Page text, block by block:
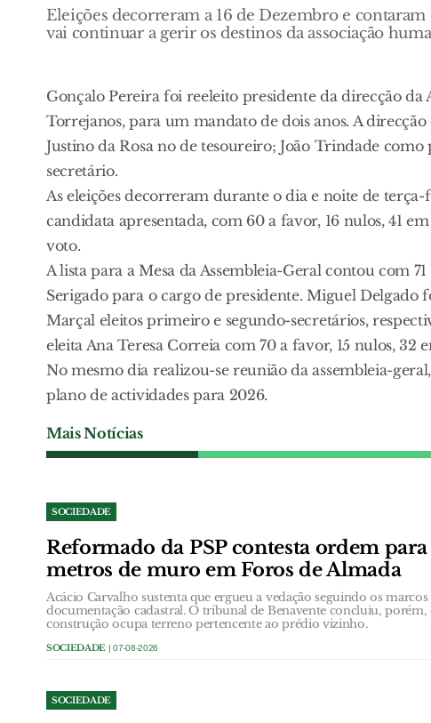
Eleições decorreram a 16 de Dezembro e
vai continuar a gerir os destinos da associação
Gonçalo Pereira foi reeleito presidente da direcção
Torrejanos, para um mandato de dois anos. A
Justino da Rosa no de tesoureiro; João Trindade
secretário.
As eleições decorreram durante o dia e noite de
candidata apresentada, com 60 a favor, 16 nulos, 41
voto.
A lista para a Mesa da Assembleia-Geral contou com
Serigado para o cargo de presidente. Miguel Delgado
Marçal eleitos primeiro e segundo-secretários,
eleita Ana Teresa Correia com 70 a favor, 15 nulos, 32
No mesmo dia realizou-se reunião da assembleia-
plano de actividades para 2026.
Mais Notícias
SOCIEDADE
Reformado da PSP contesta ordem
metros de muro em Foros de Almada
Acácio Carvalho sustenta que ergueu a vedação seguindo os marcos
documentação cadastral. O tribunal de Benavente concluiu, porém,
construção ocupa terreno pertencente ao prédio vizinho.
SOCIEDADE | 07-08-2026
SOCIEDADE